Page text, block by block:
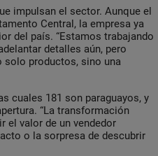
impulsan el sector. Aunque el
Central, la empresa ya
del país. “Estamos trabajando
detalles aún, pero
solo productos, sino una
cuales 181 son paraguayos, y
“La transformación
el valor de un vendedor
o la sorpresa de descubrir